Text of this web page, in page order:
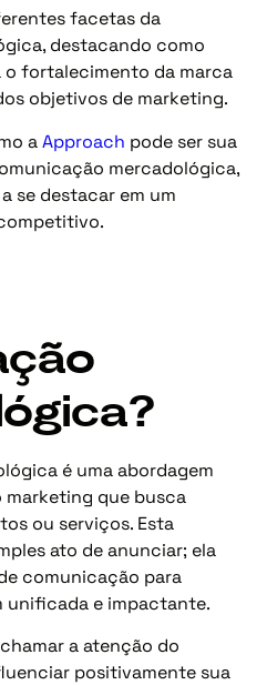
facetas da
destacando como
fortalecimento da marca
objetivos de marketing.
aApproach pode ser sua
mercadológica,
se destacar em um
é uma abordagem
que busca
ou serviços. Esta
ato de anunciar; ela
comunicação para
unificada e impactante.
a atenção do
positivamente sua